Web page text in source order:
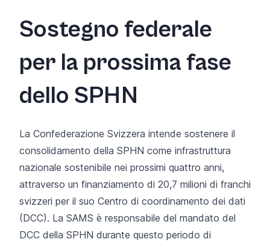
Sostegno federale
per la prossima fase
dello SPHN
La Confederazione Svizzera intende sostenere il
consolidamento della SPHN come infrastruttura
nazionale sostenibile nei prossimi quattro anni,
attraverso un finanziamento di 20,7 milioni di franchi
svizzeri per il suo Centro di coordinamento dei dati
(DCC). La SAMS è responsabile del mandato del
DCC della SPHN durante questo periodo di